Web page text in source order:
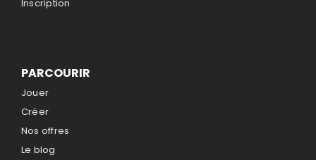
Inscription
PARCOURIR
Jouer
Créer
Nos offres
Le blog